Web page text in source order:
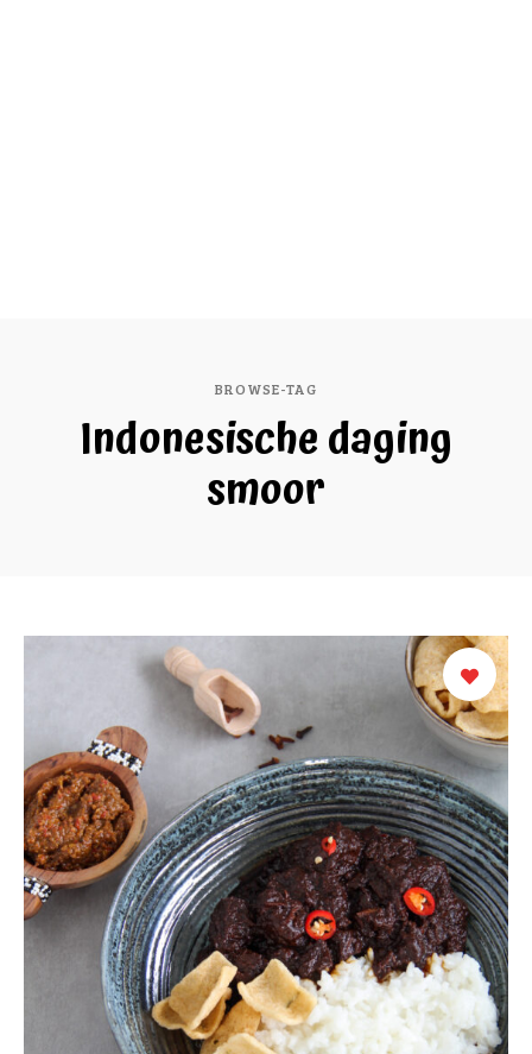
BROWSE-TAG
Indonesische daging
smoor